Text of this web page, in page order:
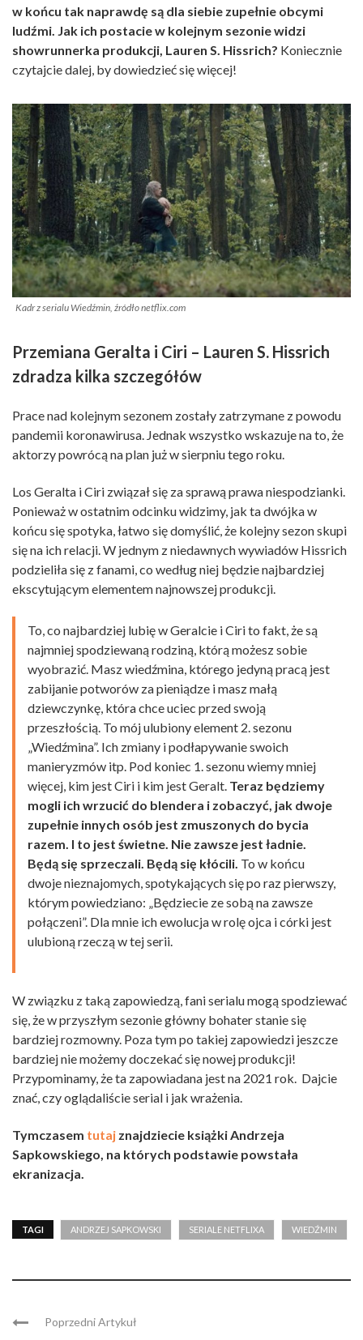
w końcu tak naprawdę są dla siebie zupełnie obcymi
ludźmi. Jak ich postacie w kolejnym sezonie widzi
showrunnerka produkcji, Lauren S. Hissrich? Koniecznie
czytajcie dalej, by dowiedzieć się więcej!
Kadr z serialu Wiedźmin, źródło netflix.com
Przemiana Geralta i Ciri – Lauren S. Hissrich
zdradza kilka szczegółów
Prace nad kolejnym sezonem zostały zatrzymane z powodu
pandemii koronawirusa. Jednak wszystko wskazuje na to, że
aktorzy powrócą na plan już w sierpniu tego roku.
Los Geralta i Ciri związał się za sprawą prawa niespodzianki.
Ponieważ w ostatnim odcinku widzimy, jak ta dwójka w
końcu się spotyka, łatwo się domyślić, że kolejny sezon skupi
się na ich relacji. W jednym z niedawnych wywiadów Hissrich
podzieliła się z fanami, co według niej będzie najbardziej
ekscytującym elementem najnowszej produkcji.
To, co najbardziej lubię w Geralcie i Ciri to fakt, że są
najmniej spodziewaną rodziną, którą możesz sobie
wyobrazić. Masz wiedźmina, którego jedyną pracą jest
zabijanie potworów za pieniądze i masz małą
dziewczynkę, która chce uciec przed swoją
przeszłością. To mój ulubiony element 2. sezonu
„Wiedźmina”. Ich zmiany i podłapywanie swoich
manieryzmów itp. Pod koniec 1. sezonu wiemy mniej
więcej, kim jest Ciri i kim jest Geralt. Teraz będziemy
mogli ich wrzucić do blendera i zobaczyć, jak dwoje
zupełnie innych osób jest zmuszonych do bycia
razem. I to jest świetne. Nie zawsze jest ładnie.
Będą się sprzeczali. Będą się kłócili. To w końcu
dwoje nieznajomych, spotykających się po raz pierwszy,
którym powiedziano: „Będziecie ze sobą na zawsze
połączeni”. Dla mnie ich ewolucja w rolę ojca i córki jest
ulubioną rzeczą w tej serii.
W związku z taką zapowiedzą, fani serialu mogą spodziewać
się, że w przyszłym sezonie główny bohater stanie się
bardziej rozmowny. Poza tym po takiej zapowiedzi jeszcze
bardziej nie możemy doczekać się nowej produkcji!
Przypominamy, że ta zapowiadana jest na 2021 rok. Dajcie
znać, czy oglądaliście serial i jak wrażenia.
Tymczasem tutaj znajdziecie książki Andrzeja
Sapkowskiego, na których podstawie powstała
ekranizacja.
TAGI ANDRZEJ SAPKOWSKI SERIALE NETFLIXA WIEDŹMIN
Poprzedni Artykuł